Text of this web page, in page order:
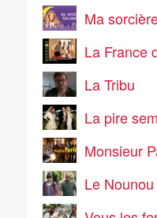
Ma
La France
La Tribu
La pire
Monsieur
Le Nounou